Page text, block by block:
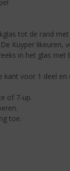
tot de rand
Kuyper likeuren,
in het glas met
kant voor 1 deel en
of 7-up.
toe.